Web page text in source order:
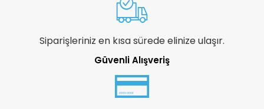
Siparişleriniz en kısa sürede elinize ulaşır.
Güvenli Alışveriş